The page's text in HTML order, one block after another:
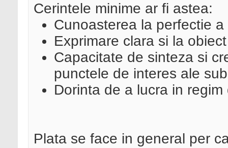
Cerintele minime ar fi astea:
Cunoasterea la perfectie
Exprimare clara si la obiect
Capacitate de sinteza si
punctele de interes ale
Dorinta de a lucra in
Plata se face in general per